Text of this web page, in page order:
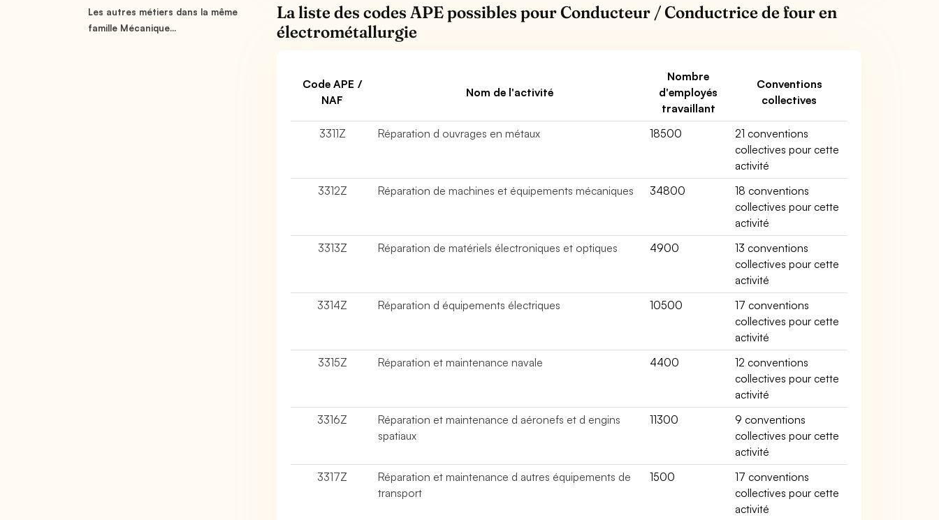
Les autres métiers dans la même
famille Mécanique...
La liste des codes APE possibles pour Conducteur / Conductrice de four en
électrométallurgie
Code APE /
NAF
Nom de l'activité
Nombre
d'employés
travaillant
Conventions
collectives
3311Z Réparation d ouvrages en métaux 18500
21 conventions
collectives pour cette
activité
3312Z
Réparation de machines et équipements mécaniques 34800
18 conventions
collectives pour cette
activité
3313Z
Réparation de matériels électroniques et optiques 4900
13 conventions
collectives pour cette
activité
3314Z
Réparation d équipements électriques 10500
17 conventions
collectives pour cette
activité
3315Z
Réparation et maintenance navale 4400
12 conventions
collectives pour cette
activité
3316Z
Réparation et maintenance d aéronefs et d engins
spatiaux
11300
9 conventions
collectives pour cette
activité
3317Z
Réparation et maintenance d autres équipements de
transport
1500
17 conventions
collectives pour cette
activité